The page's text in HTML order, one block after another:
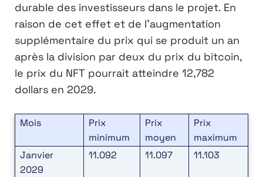
durable des investisseurs dans le projet. En
raison de cet effet et de l’augmentation
supplémentaire du prix qui se produit un an
après la division par deux du prix du bitcoin,
le prix du NFT pourrait atteindre 12,782
dollars en 2029.
Mois
Prix
minimum
Prix
moyen
Prix
maximum
Janvier
2029
11.092 11.097 11.103